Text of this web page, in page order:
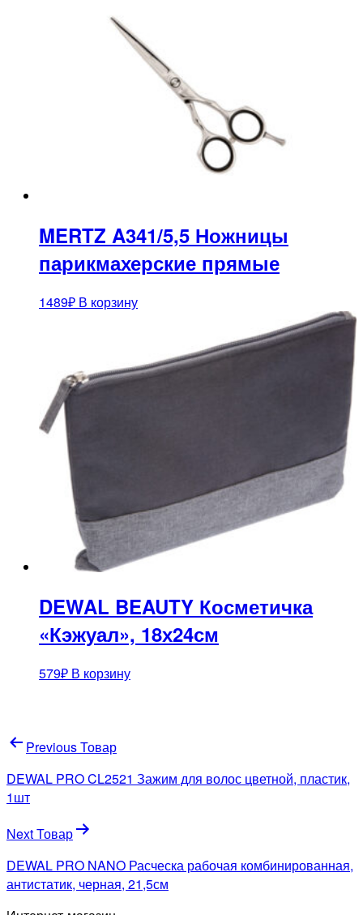
MERTZ A341/5,5 Ножницы
парикмахерские прямые
1489₽ В корзину
DEWAL BEAUTY Косметичка
«Кэжуал», 18х24см
579₽ В корзину
Навигация
по
записям
Previous Товар
DEWAL PRO CL2521 Зажим для волос цветной, пластик,
1шт
Next Товар
DEWAL PRO NANO Расческа рабочая комбинированная,
антистатик, черная, 21,5см